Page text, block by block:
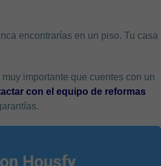
encontrarías en un piso. Tu casa
importante que cuentes con un
con el equipo de reformas